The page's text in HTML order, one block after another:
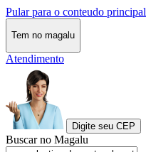
Pular para o conteudo principal
Tem no magalu
Atendimento
Digite seu CEP
Buscar no Magalu